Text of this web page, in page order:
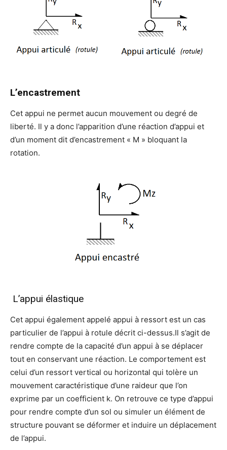
L’encastrement
Cet appui ne permet aucun mouvement ou degré de
liberté. Il y a donc l’apparition d’une réaction d’appui et
d’un moment dit d’encastrement « M » bloquant la
rotation.
L’appui élastique
Cet appui également appelé appui à ressort est un cas
particulier de l’appui à rotule décrit ci-dessus.Il s’agit de
rendre compte de la capacité d’un appui à se déplacer
tout en conservant une réaction. Le comportement est
celui d’un ressort vertical ou horizontal qui tolère un
mouvement caractéristique d’une raideur que l’on
exprime par un coefficient k. On retrouve ce type d’appui
pour rendre compte d’un sol ou simuler un élément de
structure pouvant se déformer et induire un déplacement
de l’appui.